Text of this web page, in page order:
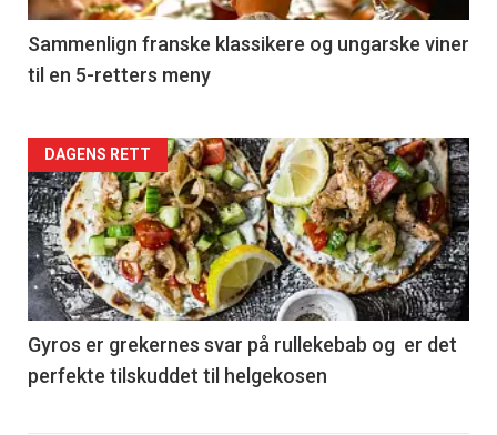
5
Sammenlign franske klassikere og ungarske viner
til en 5-retters meny
Forsiden
akkurat
nå
-
6
DAGENS RETT
Gyros er grekernes svar på rullekebab og er det
perfekte tilskuddet til helgekosen